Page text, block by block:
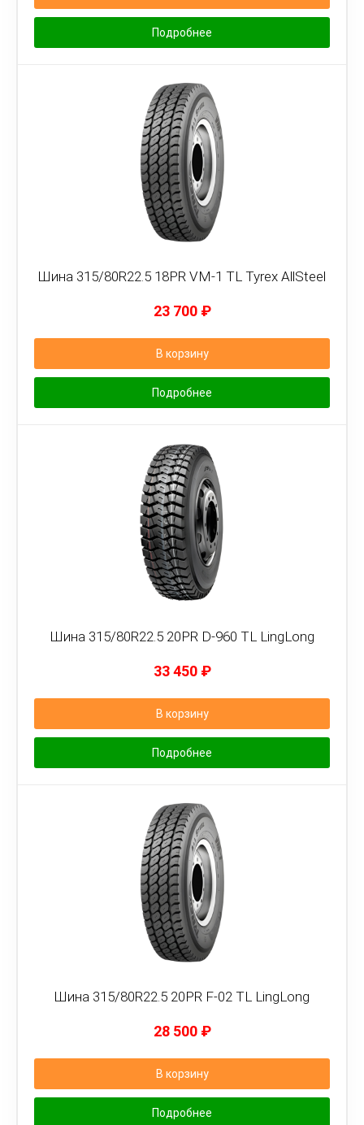
Подробнее
Шина 315/80R22.5 18PR VM-1 TL Tyrex AllSteel
23 700 ₽
В корзину
Подробнее
Шина 315/80R22.5 20PR D-960 TL LingLong
33 450 ₽
В корзину
Подробнее
Шина 315/80R22.5 20PR F-02 TL LingLong
28 500 ₽
В корзину
Подробнее